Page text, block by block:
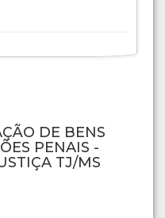
DE BENS
PENAIS -
TJ/MS